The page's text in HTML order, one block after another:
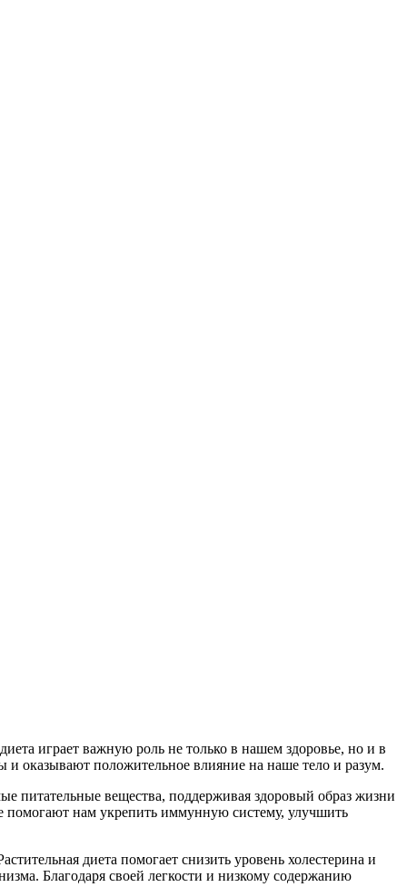
играет важную роль не только в нашем здоровье, но и в
оказывают положительное влияние на наше тело и разум.
питательные вещества, поддерживая здоровый образ жизни
помогают нам укрепить иммунную систему, улучшить
диета помогает снизить уровень холестерина и
Благодаря своей легкости и низкому содержанию